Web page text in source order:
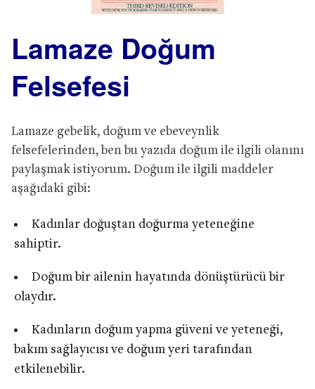
Lamaze Doğum
Felsefesi
Lamaze gebelik, doğum ve ebeveynlik
felsefelerinden, ben bu yazıda doğum ile ilgili olanını
paylaşmak istiyorum. Doğum ile ilgili maddeler
aşağıdaki gibi:
Kadınlar doğuştan doğurma yeteneğine
sahiptir.
Doğum bir ailenin hayatında dönüştürücü bir
olaydır.
Kadınların doğum yapma güveni ve yeteneği,
bakım sağlayıcısı ve doğum yeri tarafından
etkilenebilir.